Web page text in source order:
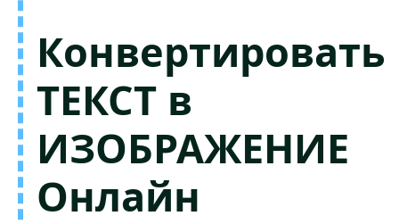
Конвертировать
ТЕКСТ в
ИЗОБРАЖЕНИЕ
Онлайн